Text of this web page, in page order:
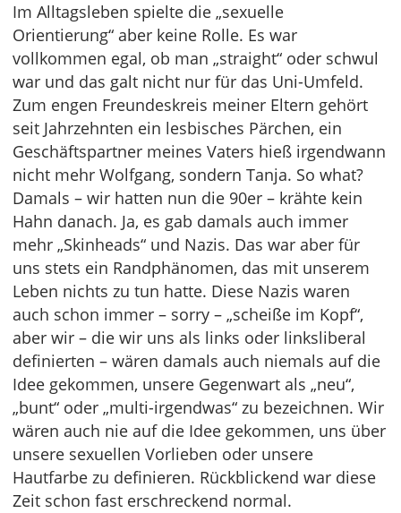
Im Alltagsleben spielte die „sexuelle
Orientierung“ aber keine Rolle. Es war
vollkommen egal, ob man „straight“ oder schwul
war und das galt nicht nur für das Uni-Umfeld.
Zum engen Freundeskreis meiner Eltern gehört
seit Jahrzehnten ein lesbisches Pärchen, ein
Geschäftspartner meines Vaters hieß irgendwann
nicht mehr Wolfgang, sondern Tanja. So what?
Damals – wir hatten nun die 90er – krähte kein
Hahn danach. Ja, es gab damals auch immer
mehr „Skinheads“ und Nazis. Das war aber für
uns stets ein Randphänomen, das mit unserem
Leben nichts zu tun hatte. Diese Nazis waren
auch schon immer – sorry – „scheiße im Kopf“,
aber wir – die wir uns als links oder linksliberal
definierten – wären damals auch niemals auf die
Idee gekommen, unsere Gegenwart als „neu“,
„bunt“ oder „multi-irgendwas“ zu bezeichnen. Wir
wären auch nie auf die Idee gekommen, uns über
unsere sexuellen Vorlieben oder unsere
Hautfarbe zu definieren. Rückblickend war diese
Zeit schon fast erschreckend normal.